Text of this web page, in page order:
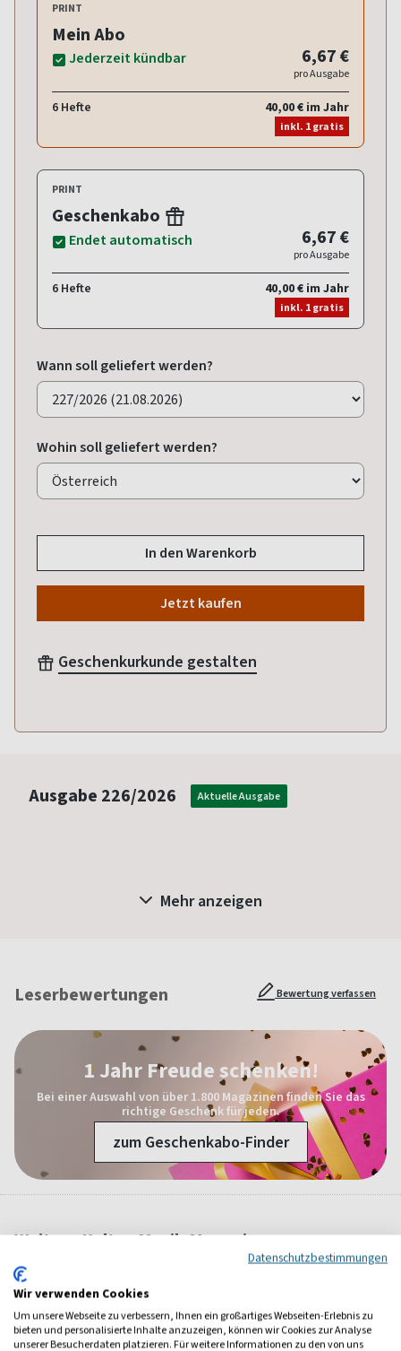
PRINT
Mein Abo
Jederzeit kündbar 6,67 €
pro Ausgabe
6 Hefte 40,00 € im Jahr
inkl. 1 gratis
PRINT
Geschenkabo
Endet automatisch 6,67 €
pro Ausgabe
6 Hefte 40,00 € im Jahr
inkl. 1 gratis
Wann soll geliefert werden?
Wohin soll geliefert werden?
In den Warenkorb
Jetzt kaufen
Geschenkurkunde gestalten
Ausgabe 226/2026 Aktuelle Ausgabe
Mehr anzeigen
Leserbewertungen Bewertung verfassen
1 Jahr Freude schenken!
Bei einer Auswahl von über 1.800 Magazinen finden Sie das
richtige Geschenk für jeden.
zum Geschenkabo-Finder
Weitere Kultur-Musik-Magazine
Datenschutzbestimmungen
Wir verwenden Cookies
Um unsere Webseite zu verbessern, Ihnen ein großartiges Webseiten-Erlebnis zu
bieten und personalisierte Inhalte anzuzeigen, können wir Cookies zur Analyse
unserer Besucherdaten platzieren. Für weitere Informationen zu den von uns